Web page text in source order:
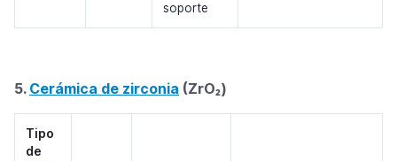
soporte
5. Cerámica de zirconia (ZrO₂)
Tipo
de